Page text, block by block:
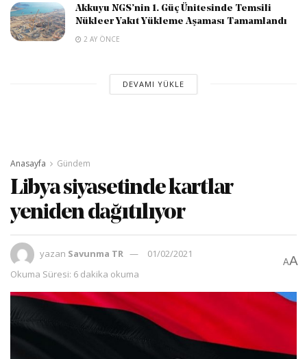
Akkuyu NGS’nin 1. Güç Ünitesinde Temsili
Nükleer Yakıt Yükleme Aşaması Tamamlandı
2 AY ÖNCE
DEVAMI YÜKLE
Anasayfa Gündem
Libya siyasetinde kartlar
yeniden dağıtılıyor
yazan Savunma TR
01/02/2021
Okuma Süresi: 6 dakika okuma
AA